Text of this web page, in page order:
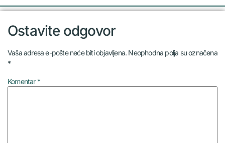
Ostavite odgovor
Vaša adresa e-pošte neće biti objavljena. Neophodna polja su označena
*
Komentar *